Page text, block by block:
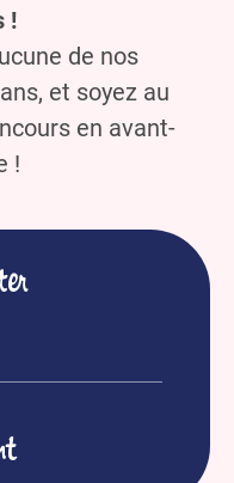
!
de nos
et soyez au
en avant-
!